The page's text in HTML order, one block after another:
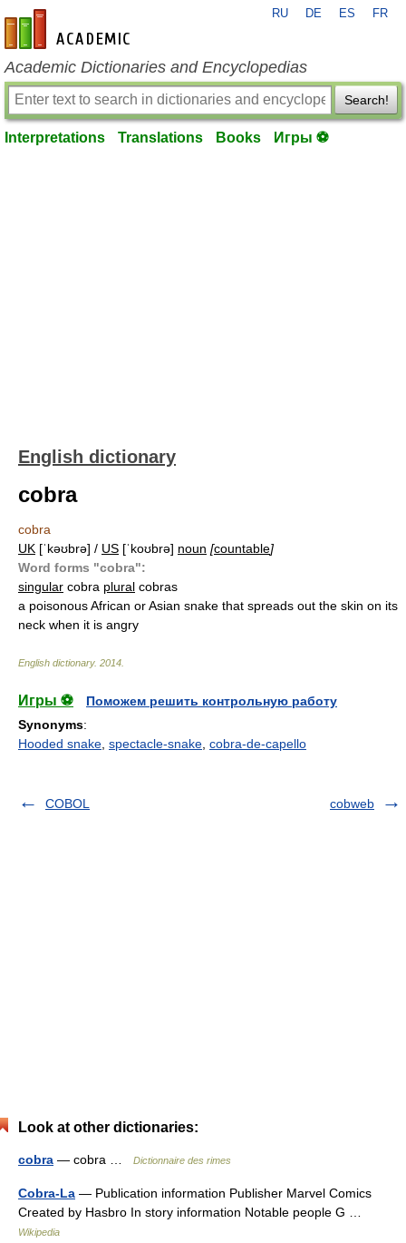
en-academic.com
RU DE ES FR
Academic Dictionaries and Encyclopedias
Search!
Interpretations Translations Books Игры ⚽
English dictionary
cobra
cobra
UK [ˈkəʊbrə] / US [ˈkoʊbrə] noun [countable]
Word forms "cobra":
singular cobra plural cobras
a poisonous African or Asian snake that spreads out the skin on its
neck when it is angry
English dictionary. 2014
Игры ⚽
Поможем решить контрольную работу
Synonyms:
Hooded snake spectacle-snake cobra-de-capello
COBOL cobweb
Look at other dictionaries:
cobra — cobra … Dictionnaire des rimes
Cobra-La — Publication information Publisher Marvel Comics
Created by Hasbro In story information Notable people G …
Wikipedia